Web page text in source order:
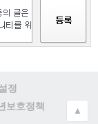
정
보호정책
▲